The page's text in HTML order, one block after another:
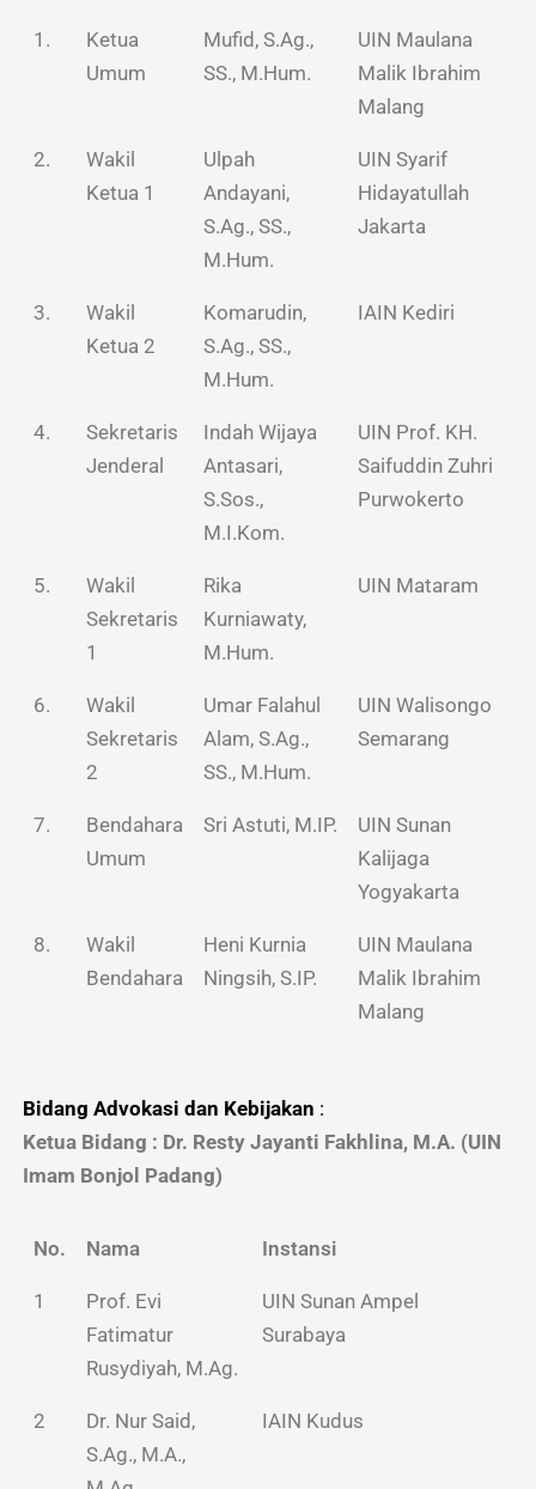
1.
Ketua
Umum
Mufid, S.Ag.,
SS., M.Hum.
UIN Maulana
Malik Ibrahim
Malang
2.
Wakil
Ketua 1
Ulpah
Andayani,
S.Ag., SS.,
M.Hum.
UIN Syarif
Hidayatullah
Jakarta
3.
Wakil
Ketua 2
Komarudin,
S.Ag., SS.,
M.Hum.
IAIN Kediri
4.
Sekretaris
Jenderal
Indah Wijaya
Antasari,
S.Sos.,
M.I.Kom.
UIN Prof. KH.
Saifuddin Zuhri
Purwokerto
5.
Wakil
Sekretaris
1
Rika
Kurniawaty,
M.Hum.
UIN Mataram
6.
Wakil
Sekretaris
2
Umar Falahul
Alam, S.Ag.,
SS., M.Hum.
UIN Walisongo
Semarang
7.
Bendahara
Umum
Sri Astuti, M.IP.
UIN Sunan
Kalijaga
Yogyakarta
8.
Wakil
Bendahara
Heni Kurnia
Ningsih, S.IP.
UIN Maulana
Malik Ibrahim
Malang
Bidang Advokasi dan Kebijakan :
Ketua Bidang : Dr. Resty Jayanti Fakhlina, M.A. (UIN
Imam Bonjol Padang)
No. Nama Instansi
1
Prof. Evi
Fatimatur
Rusydiyah, M.Ag.
UIN Sunan Ampel
Surabaya
2
Dr. Nur Said,
S.Ag., M.A.,
IAIN Kudus